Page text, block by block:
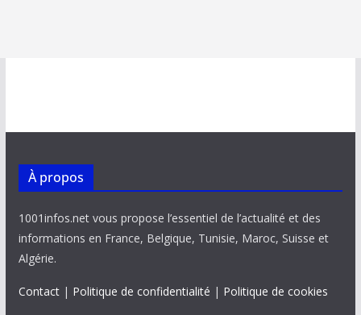
À propos
1001infos.net vous propose l’essentiel de l’actualité et des
informations en France, Belgique, Tunisie, Maroc, Suisse et
Algérie.
Contact| Politique de confidentialité | Politique de cookies